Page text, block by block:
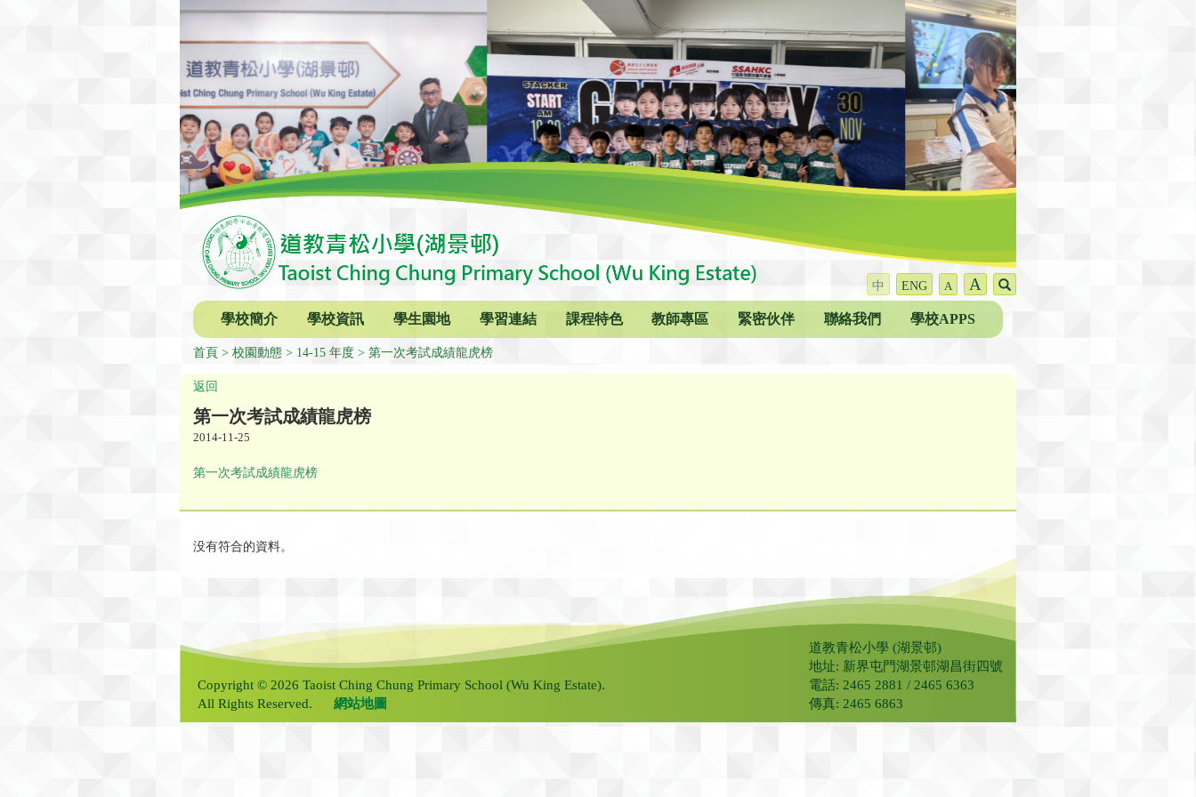
中 ENG A A
學校簡介 學校資訊 學生園地 學習連結 課程特色 教師專區 緊密伙伴 聯絡我們 學校APPS
首頁 校園動態 14-15 年度 第一次考試成績龍虎榜
返回
第一次考試成績龍虎榜
2014-11-25
第一次考試成績龍虎榜
没有符合的資料。
道教青松小學 (湖景邨)
地址: 新界屯門湖景邨湖昌街四號
電話: 2465 2881 / 2465 6363
傳真: 2465 6863
Copyright © 2026 Taoist Ching Chung Primary School (Wu King Estate).
All Rights Reserved.
網站地圖